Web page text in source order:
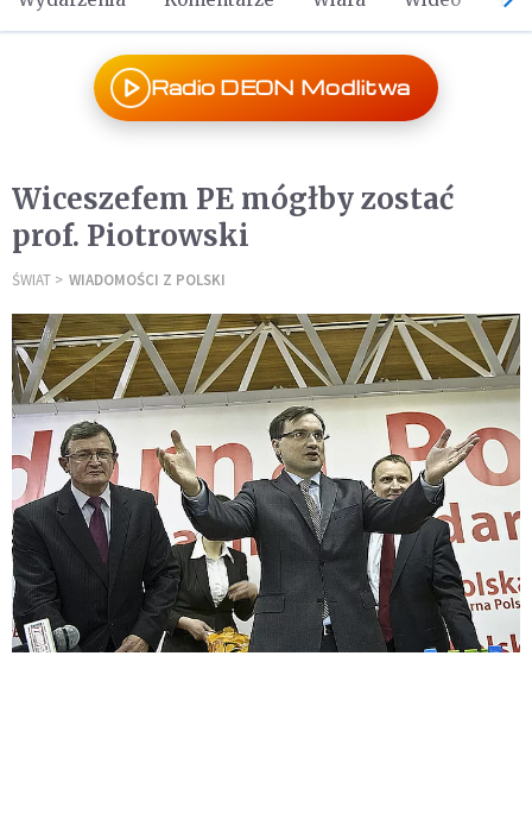
Radio DEON Modlitwa
Wiceszefem PE mógłby zostać
prof. Piotrowski
ŚWIAT WIADOMOŚCI Z POLSKI